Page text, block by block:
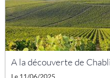
A la découverte de